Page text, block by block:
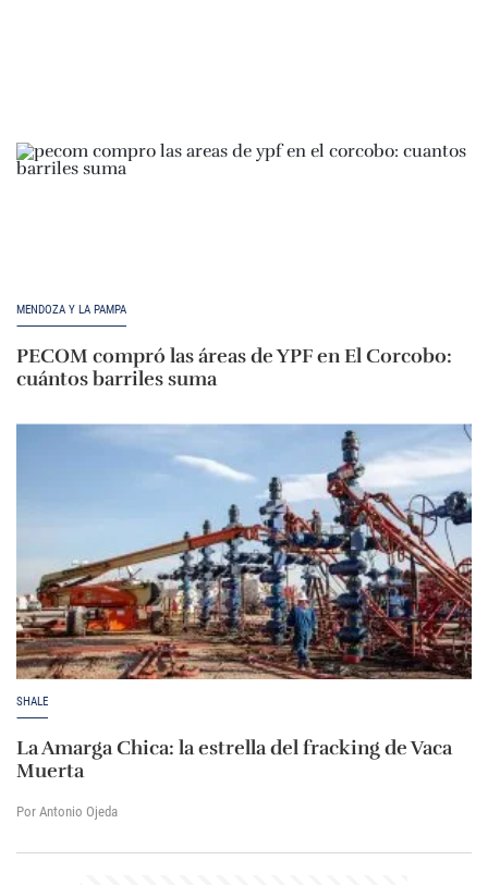
MENDOZA Y LA PAMPA
PECOM compró las áreas de YPF en El Corcobo:
cuántos barriles suma
SHALE
La Amarga Chica: la estrella del fracking de Vaca
Muerta
Por Antonio Ojeda